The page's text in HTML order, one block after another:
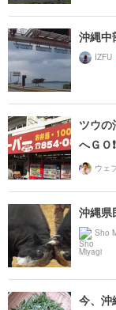
沖縄中
IZFU
ツウの
へＧＯ
沖縄県
Sho
今、沖